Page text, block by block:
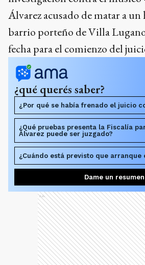
Álvarez acusado de matar a
barrio porteño de Villa
fecha para el comienzo del
¿qué querés saber?
¿Por qué se había frenado el juicio
¿Qué pruebas presenta la Fiscalía
Álvarez puede ser juzgado?
¿Cuándo está previsto que arranque
Dame un resumen
Ads